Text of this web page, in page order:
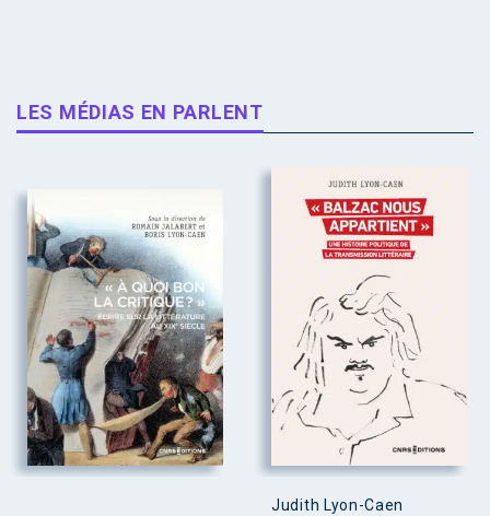
LES MÉDIAS EN PARLENT
Judith Lyon-Caen